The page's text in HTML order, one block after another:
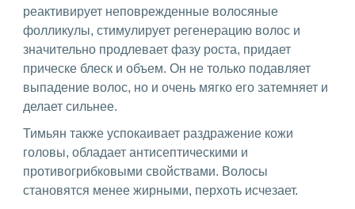
реактивирует неповрежденные волосяные
фолликулы, стимулирует регенерацию волос и
значительно продлевает фазу роста, придает
прическе блеск и объем. Он не только подавляет
выпадение волос, но и очень мягко его затемняет и
делает сильнее.
Тимьян также успокаивает раздражение кожи
головы, обладает антисептическими и
противогрибковыми свойствами. Волосы
становятся менее жирными, перхоть исчезает.